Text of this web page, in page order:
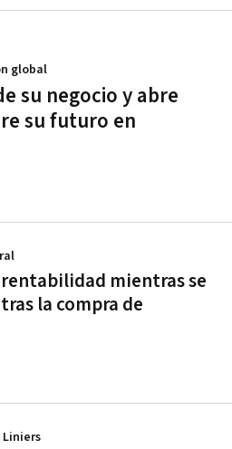
su negocio y abre
su futuro en
global
mientras se
la compra de